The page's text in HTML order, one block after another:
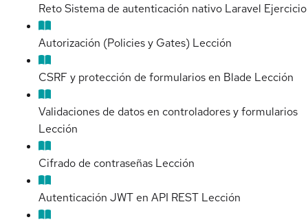
Reto Sistema de autenticación nativo Laravel Ejercicio
Autorización (Policies y Gates) Lección
CSRF y protección de formularios en Blade Lección
Validaciones de datos en controladores y formularios
Lección
Cifrado de contraseñas Lección
Autenticación JWT en API REST Lección